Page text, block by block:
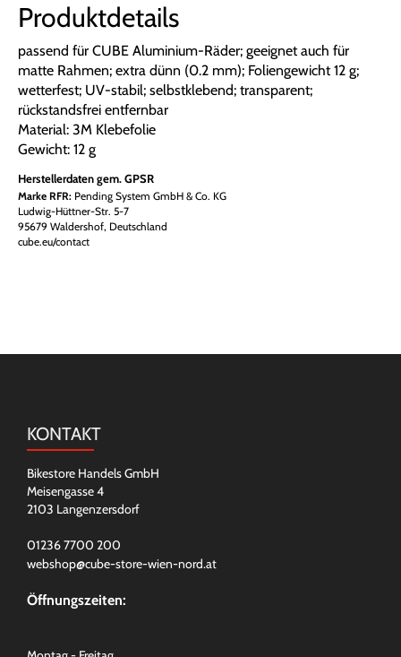
Produktdetails
passend für CUBE Aluminium-Räder; geeignet auch für
matte Rahmen; extra dünn (0.2 mm); Foliengewicht 12 g;
wetterfest; UV-stabil; selbstklebend; transparent;
rückstandsfrei entfernbar
Material: 3M Klebefolie
Gewicht: 12 g
Herstellerdaten gem. GPSR
Marke RFR: Pending System GmbH & Co. KG
Ludwig-Hüttner-Str. 5-7
95679 Waldershof, Deutschland
cube.eu/contact
KONTAKT
Bikestore Handels GmbH
Meisengasse 4
2103 Langenzersdorf
01236 7700 200
webshop@cube-store-wien-nord.at
Öffnungszeiten: